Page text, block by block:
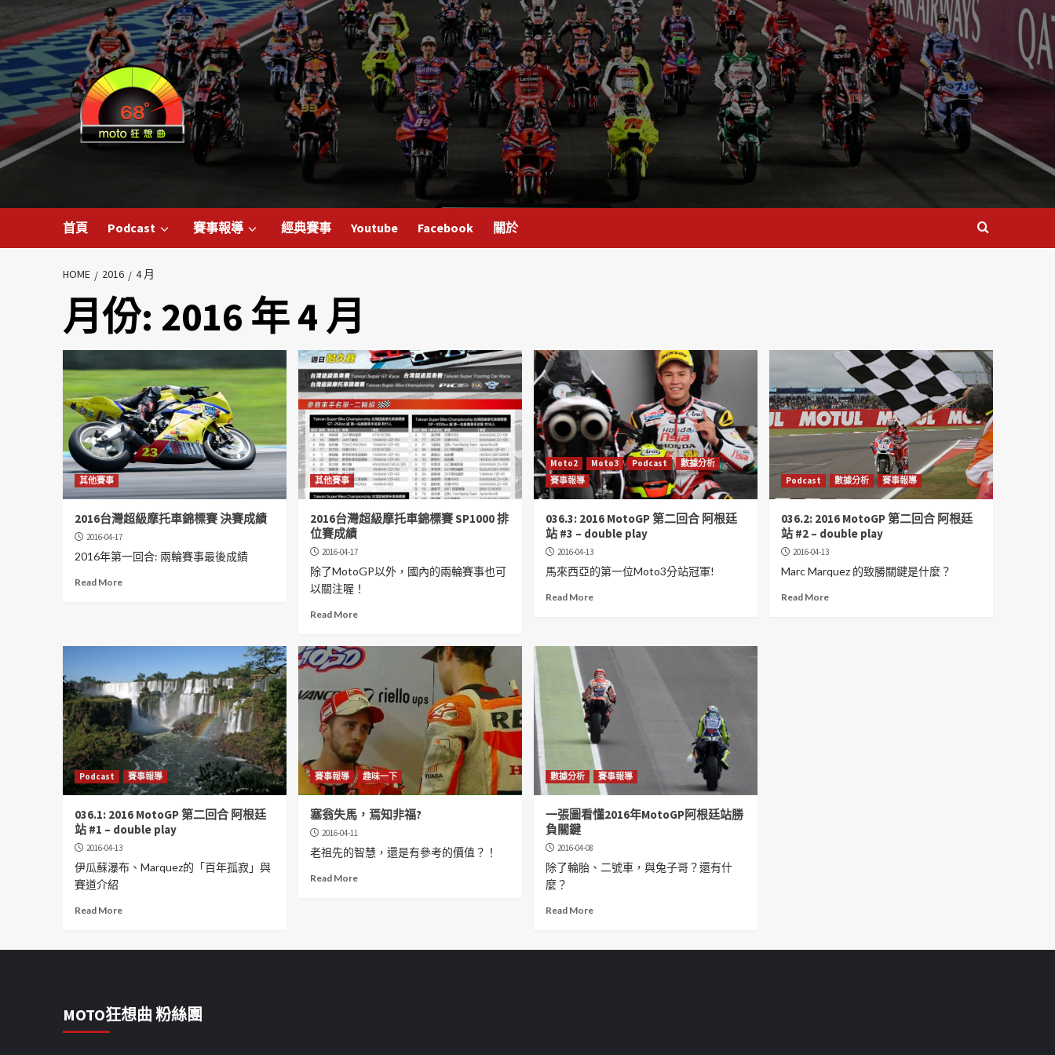
首頁 Podcast 賽事報導 經典賽事 Youtube Facebook 關於
HOME 2016 4 月
月份: 2016 年 4 月
其他賽事
2016台灣超級摩托車錦標賽 決賽成績
2016-04-17
2016年第一回合: 兩輪賽事最後成績
Read More
其他賽事
2016台灣超級摩托車錦標賽 SP1000 排
位賽成績
2016-04-17
除了MotoGP以外，國內的兩輪賽事也可
以關注喔！
Read More
Moto2 Moto3 Podcast
數據分析
賽事報導
036.3: 2016 MotoGP 第二回合 阿根廷
站 #3 – double play
2016-04-13
馬來西亞的第一位Moto3分站冠軍!
Read More
Podcast 數據分析 賽事報導
036.2: 2016 MotoGP 第二回合 阿根廷
站 #2 – double play
2016-04-13
Marc Marquez 的致勝關鍵是什麼？
Read More
Podcast 賽事報導
036.1: 2016 MotoGP 第二回合 阿根廷
站 #1 – double play
2016-04-13
伊瓜蘇瀑布、Marquez的「百年孤寂」與
賽道介紹
Read More
賽事報導 趣味一下
塞翁失馬，焉知非福?
2016-04-11
老祖先的智慧，還是有參考的價值？！
Read More
數據分析 賽事報導
一張圖看懂2016年MotoGP阿根廷站勝
負關鍵
2016-04-08
除了輪胎、二號車，與兔子哥？還有什
麼？
Read More
MOTO狂想曲 粉絲團